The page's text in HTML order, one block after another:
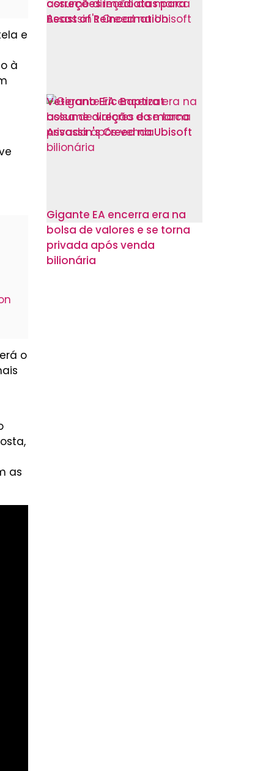
e
à
o
as
correções imediatas para
Beast of Reincarnation
Veterano Eric Baptizat
assume direção da marca
Assassin's Creed na Ubisoft
Gigante EA encerra era na
bolsa de valores e se torna
privada após venda
bilionária